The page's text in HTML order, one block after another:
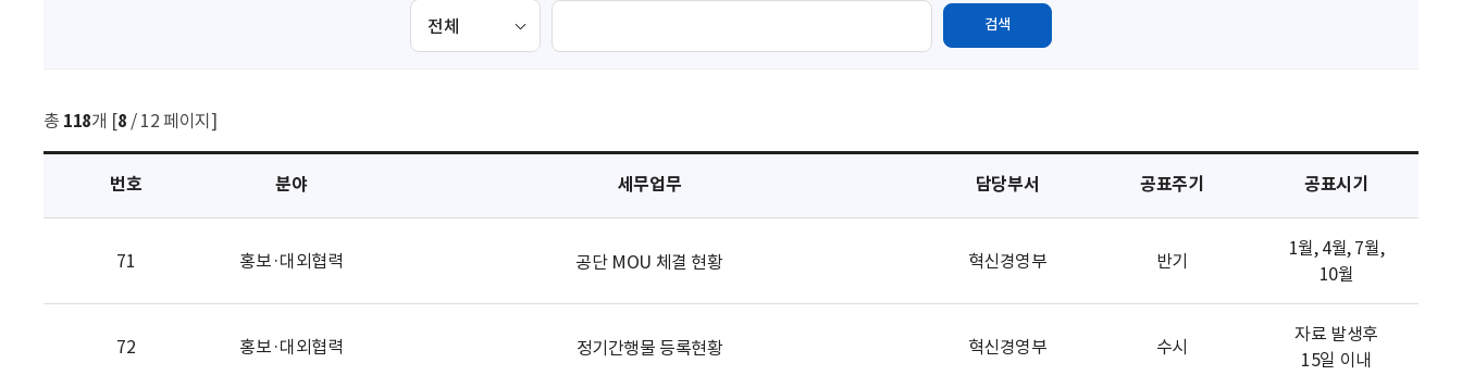
검
검색
총 118개 [8 / 12 페이지]
번호 분야 세무업무 담당부서 공표주기 공표시기
71 홍보·대외협력 공단 MOU 체결 현황 혁신경영부 반기
1월, 4월, 7월,
10월
72 홍보·대외협력 정기간행물 등록현황 혁신경영부 수시
자료 발생후
15일 이내